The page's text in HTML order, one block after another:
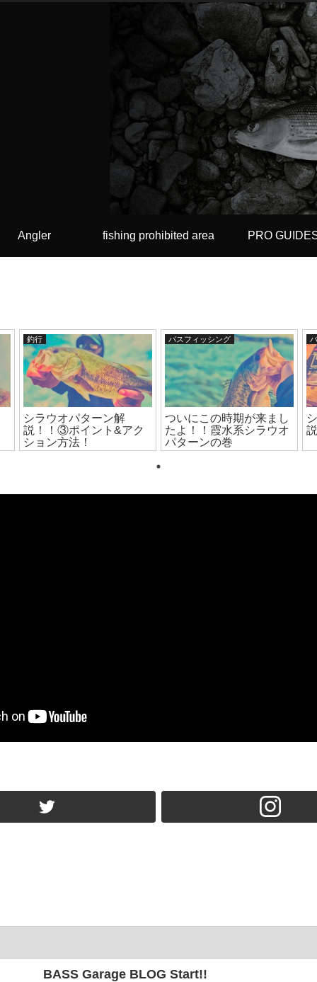
Angler fishing prohibited area PRO
釣行
シラウオパターン解
説！！③ポイント&アク
ション方法！
バスフィッシング
ついにこの時期が来まし
たよ！！霞水系シラウオ
パターンの巻
BASS Garage BLOG Start!!